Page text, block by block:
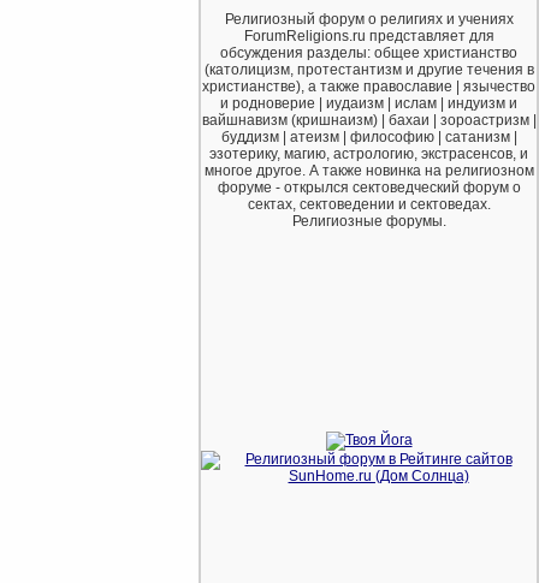
Религиозный форум о религиях и учениях
ForumReligions.ru представляет для
обсуждения разделы: общее христианство
(католицизм, протестантизм и другие течения в
христианстве), а также православие | язычество
и родноверие | иудаизм | ислам | индуизм и
вайшнавизм (кришнаизм) | бахаи | зороастризм |
буддизм | атеизм | философию | сатанизм |
эзотерику, магию, астрологию, экстрасенсов, и
многое другое. А также новинка на религиозном
форуме - открылся сектоведческий форум о
сектах, сектоведении и сектоведах.
Религиозные форумы.